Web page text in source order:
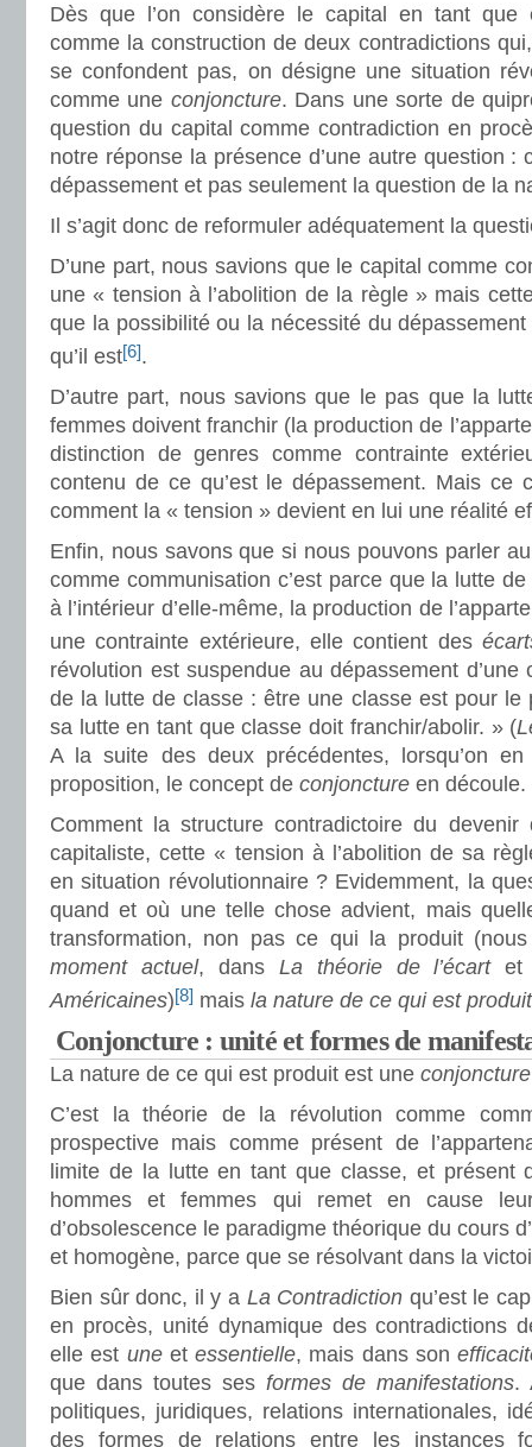
Dès que l’on considère le capital en tant que
comme la construction de deux contradictions
se confondent pas, on désigne une situation
comme une conjoncture. Dans une sorte de
question du capital comme contradiction en
notre réponse la présence d’une autre question :
dépassement et pas seulement la question de la
Il s’agit donc de reformuler adéquatement la
D’une part, nous savions que le capital comme
une « tension à l’abolition de la règle » mais
que la possibilité ou la nécessité du
qu’il est[6].
D’autre part, nous savions que le pas que la
femmes doivent franchir (la production de
distinction de genres comme contrainte
contenu de ce qu’est le dépassement. Mais ce
comment la « tension » devient en lui une réalité
Enfin, nous savons que si nous pouvons parler
comme communisation c’est parce que la lutte
à l’intérieur d’elle-même, la production de
une contrainte extérieure, elle contient des
révolution est suspendue au dépassement d’une
de la lutte de classe : être une classe est pour le
sa lutte en tant que classe doit franchir/abolir. » (
A la suite des deux précédentes, lorsqu’on
proposition, le concept de conjoncture en découle.
Comment la structure contradictoire du
capitaliste, cette « tension à l’abolition de sa
en situation révolutionnaire ? Evidemment, la
quand et où une telle chose advient, mais
transformation, non pas ce qui la produit
moment actuel, dans La théorie de l’écartet
Américaines)[8] mais la nature de ce qui est produit
Conjoncture : unité et formes de
La nature de ce qui est produit est une conjoncture
C’est la théorie de la révolution comme
prospective mais comme présent de
limite de la lutte en tant que classe, et présent
hommes et femmes qui remet en cause
d’obsolescence le paradigme théorique du cours
et homogène, parce que se résolvant dans la
Bien sûr donc, il y a La Contradiction qu’est le
en procès, unité dynamique des contradictions
elle est uneetessentielle, mais dans son
que dans toutes ses formes de manifestations.
politiques, juridiques, relations internationales,
des formes de relations entre les instances